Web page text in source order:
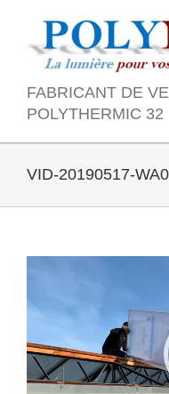
content
FABRICANT DE
POLYTHERMIC 32
VID-20190517-